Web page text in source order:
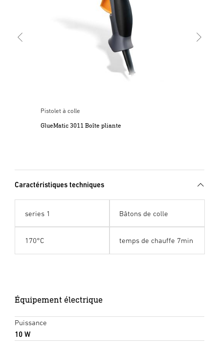
Pistolet à colle
GlueMatic 3011 Boîte pliante
Caractéristiques techniques
series 1 Bâtons de colle
170°C temps de chauffe 7min
Équipement électrique
Puissance
10 W